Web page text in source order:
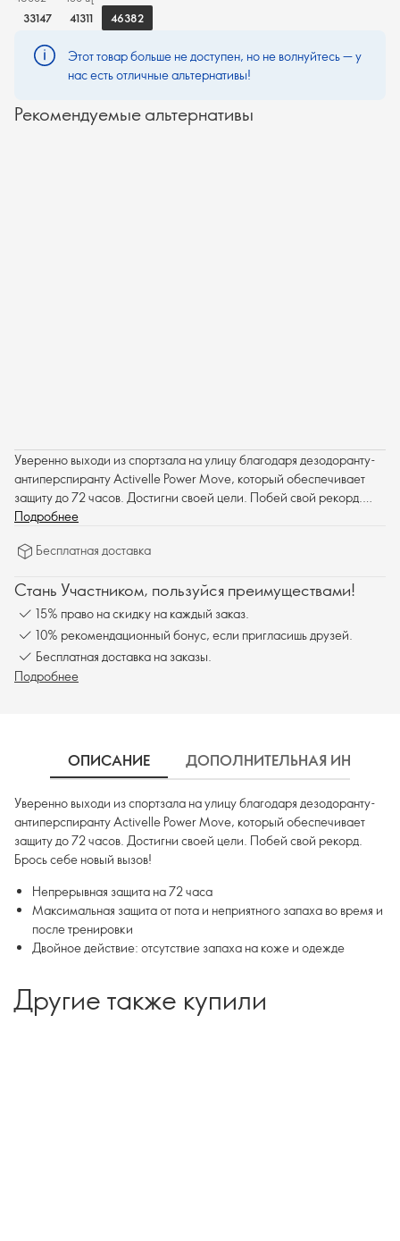
33147
41311 46382
Этот товар больше не доступен, но не волнуйтесь — у
нас есть отличные альтернативы!
Рекомендуемые альтернативы
Уверенно выходи из спортзала на улицу благодаря дезодоранту-
антиперспиранту Activelle Power Move, который обеспечивает
защиту до 72 часов. Достигни своей цели. Побей свой рекорд.
Брось себе новый вызов!
Подробнее
Бесплатная доставка
Стань Участником, пользуйся преимуществами!
15% право на скидку на каждый заказ.
10% рекомендационный бонус, если пригласишь друзей.
Бесплатная доставка на заказы.
Подробнее
ОПИСАНИЕ ДОПОЛНИТЕЛЬНАЯ
Уверенно выходи из спортзала на улицу благодаря дезодоранту-
антиперспиранту Activelle Power Move, который обеспечивает
защиту до 72 часов. Достигни своей цели. Побей свой рекорд.
Брось себе новый вызов!
Непрерывная защита на 72 часа
Максимальная защита от пота и неприятного запаха во время и
после тренировки
Двойное действие: отсутствие запаха на коже и одежде
Другие также купили